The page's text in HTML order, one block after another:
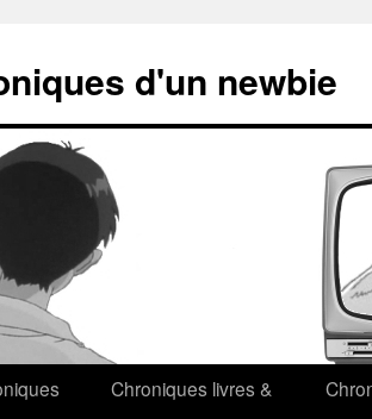
d'un newbie
Chroniques livres &